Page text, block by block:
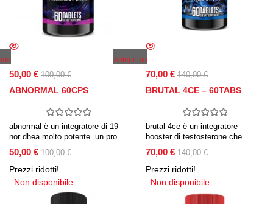
50,00 € 100,00 €
ABNORMAL 60CPS
abnormal è un integratore di 19-
nor dhea molto potente. un pro
ormone che aumenta la
produzione di testosterone e
massimizza la crescita della
massa muscolare.
50,00 € 100,00 €
Prezzi ridotti!
Non disponibile
Anteprima
70,00 € 140,00 €
BRUTAL 4CE – 60TABS
brutal 4ce è un integratore
booster di testosterone che
contiene un mix di 4-dhea
sviluppato con una tecnologia di
conversione in due fasi che ti
permetterà di ottenere un
maggiore sviluppo di massa
muscolare e aumentare forza e
70,00 € 140,00 €
Prezzi ridotti!
Non disponibile